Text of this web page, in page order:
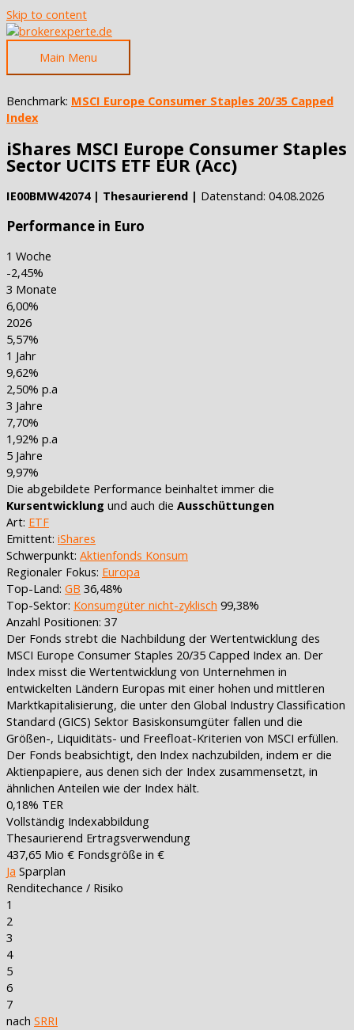
Skip to content
Main Menu
Benchmark: MSCI Europe Consumer Staples 20/35 Capped
Index
iShares MSCI Europe Consumer Staples
Sector UCITS ETF EUR (Acc)
IE00BMW42074 | Thesaurierend | Datenstand: 04.08.2026
Performance in Euro
1 Woche
-2,45%
3 Monate
6,00%
2026
5,57%
1 Jahr
9,62%
2,50% p.a
3 Jahre
7,70%
1,92% p.a
5 Jahre
9,97%
Die abgebildete Performance beinhaltet immer die
Kursentwicklung und auch die Ausschüttungen
Art: ETF
Emittent: iShares
Schwerpunkt: Aktienfonds Konsum
Regionaler Fokus: Europa
Top-Land: GB 36,48%
Top-Sektor: Konsumgüter nicht-zyklisch 99,38%
Anzahl Positionen: 37
Der Fonds strebt die Nachbildung der Wertentwicklung des
MSCI Europe Consumer Staples 20/35 Capped Index an. Der
Index misst die Wertentwicklung von Unternehmen in
entwickelten Ländern Europas mit einer hohen und mittleren
Marktkapitalisierung, die unter den Global Industry Classification
Standard (GICS) Sektor Basiskonsumgüter fallen und die
Größen-, Liquiditäts- und Freefloat-Kriterien von MSCI erfüllen.
Der Fonds beabsichtigt, den Index nachzubilden, indem er die
Aktienpapiere, aus denen sich der Index zusammensetzt, in
ähnlichen Anteilen wie der Index hält.
0,18% TER
Vollständig Indexabbildung
Thesaurierend Ertragsverwendung
437,65 Mio € Fondsgröße in €
Ja Sparplan
Renditechance / Risiko
1
2
3
4
5
6
7
nach SRRI